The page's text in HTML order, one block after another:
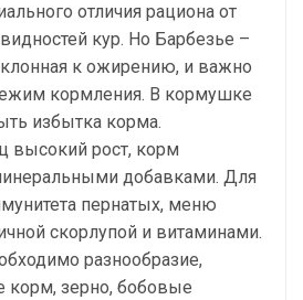
отличия рациона от
кур. Но Барбезье –
к ожирению, и важно
кормления. В кормушке
избытка корма.
высокий рост, корм
добавками. Для
пернатых, меню
скорлупой и витаминами.
разнообразие,
зерно, бобовые